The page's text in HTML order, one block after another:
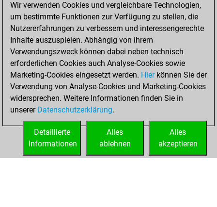
You totalled 14
tactics positions
Tactics
solved 6 tactics
positions
You achieved
an Elo of 1635 in
tactics positions
You created
your Fritz account
Wir verwenden Cookies und vergleichbare Technologien,
um bestimmte Funktionen zur Verfügung zu stellen, die
Nutzererfahrungen zu verbessern und interessengerechte
Inhalte auszuspielen. Abhängig von ihrem
Verwendungszweck können dabei neben technisch
erforderlichen Cookies auch Analyse-Cookies sowie
Marketing-Cookies eingesetzt werden. Hierkönnen Sie der
Verwendung von Analyse-Cookies und Marketing-Cookies
widersprechen. Weitere Informationen finden Sie in
unserer Datenschutzerklärung.
Alles
akzeptieren
Alles
ablehnen
Detaillierte
Informationen